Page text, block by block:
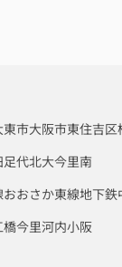
東市大阪市東住吉区
足代北大今里南
おおさか東線地下鉄
橋今里河内小阪